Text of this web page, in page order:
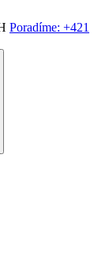
Poradíme: +421